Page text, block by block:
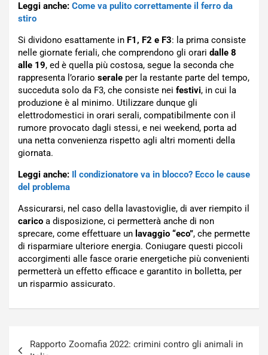
Leggi anche: Come va pulito correttamente il ferro da
stiro
Si dividono esattamente in F1, F2 e F3: la prima consiste
nelle giornate feriali, che comprendono gli orari dalle 8
alle 19, ed è quella più costosa, segue la seconda che
rappresenta l’orario serale per la restante parte del tempo,
succeduta solo da F3, che consiste nei festivi, in cui la
produzione è al minimo. Utilizzare dunque gli
elettrodomestici in orari serali, compatibilmente con il
rumore provocato dagli stessi, e nei weekend, porta ad
una netta convenienza rispetto agli altri momenti della
giornata.
Leggi anche:
Il condizionatore va in blocco? Ecco le cause
del problema
Assicurarsi, nel caso della lavastoviglie, di aver riempito il
carico a disposizione, ci permetterà anche di non
sprecare, come effettuare un lavaggio “eco”, che permette
di risparmiare ulteriore energia. Coniugare questi piccoli
accorgimenti alle fasce orarie energetiche più convenienti
permetterà un effetto efficace e garantito in bolletta, per
un risparmio assicurato.
Rapporto Zoomafia 2022: crimini contro gli animali in